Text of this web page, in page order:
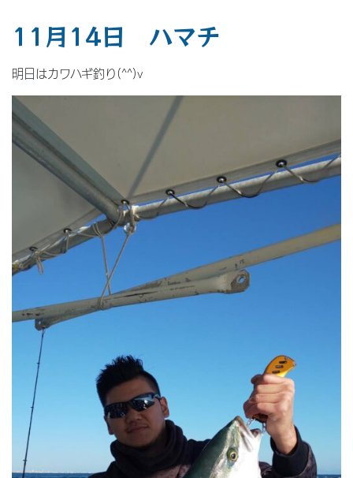
11月14日 ハマチ
明日はカワハギ釣り(^^)v